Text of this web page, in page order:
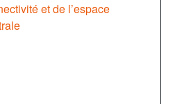
et de l’espace